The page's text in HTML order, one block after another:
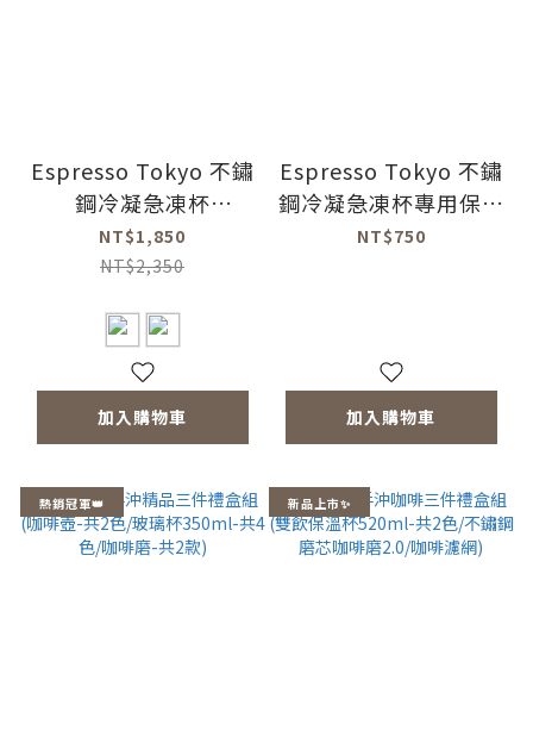
Espresso Tokyo 不鏽
鋼冷凝急凍杯
360ml(共2色)
NT$1,850
NT$2,350
加入購物車
Espresso Tokyo 不鏽
鋼冷凝急凍杯專用保冷
袋(黑色)
NT$750
加入購物車
熱銷冠軍👑 新品上市✨